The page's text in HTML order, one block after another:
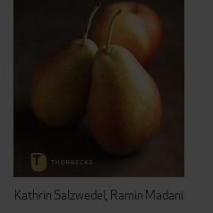
Kathrin Salzwedel Ramin Madani